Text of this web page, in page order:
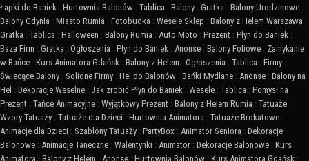
Łapki do Baniek : Hurtownia Balonów : Tablica : Balony : Gratka : Balony Urodzinowe :
Balony Gdynia : Miasto Rumia : Fotobudka : Wesele Sklep : Balony z Helem Warszawa :
Gratka : Tablica : Halloween : Balony Rumia : Auto Moto : Prezent : Płyn do Baniek :
Baza Firm : Gratka : Ogłoszenia : Płyn do Baniek : Anonse : Balony Foliowe : Zamykanie
w Bańce : Kurs Animatora Gdańsk : Balony z Helem : Ogłoszenia : Tablica : Firmy :
Świecące Balony : Solidne Firmy : Hel do Balonów : Bańki Mydlane : Anonse : Balony na
Hel : Dekoracje Weselne : Jak zrobić Płyn do Baniek : Wesele : Tablica : Pomysł na
Prezent : Tańce Animacyjne : Wyjątkowy Prezent : Balony z Helem Rumia : Tatuaże :
Wzory Tatuaży : Tatuaże dla Dzieci : Hurtownia Animatora : Tatuaże Brokatowe :
Animacje dla Dzieci : Szablony Tatuaży : PartyBox : Animator Seniora : Dekoracje
Balonowe : Animacje Taneczne : Walentynki : Animator : Dekoracje Balonowe : Kurs
Animatora : Balony z Helem : Anonse : Hurtownia Balonów : Kurs Animatora Gdańsk :